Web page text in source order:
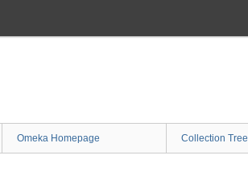
Omeka Homepage Collection Tree